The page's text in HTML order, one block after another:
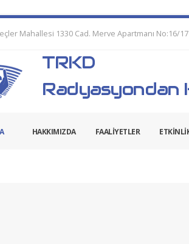
Mahallesi 1330 Cad. Merve Apartmanı No:16/17
TRKD
Radyasyondan
HAKKIMIZDA FAALİYETLER